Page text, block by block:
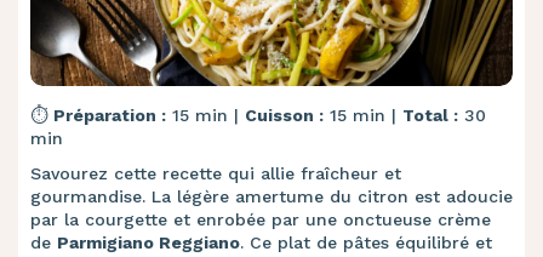
⏱️ Préparation : 15 min | Cuisson : 15 min | Total : 30
min
Savourez cette recette qui allie fraîcheur et
gourmandise. La légère amertume du citron est adoucie
par la courgette et enrobée par une onctueuse crème
de Parmigiano Reggiano. Ce plat de pâtes équilibré et